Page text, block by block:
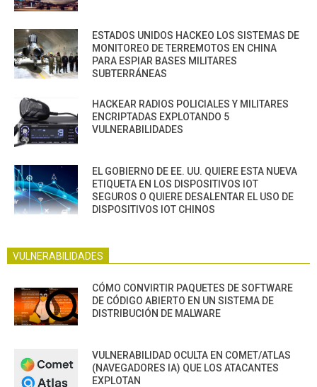
ESTADOS UNIDOS HACKEO LOS SISTEMAS DE
MONITOREO DE TERREMOTOS EN CHINA
PARA ESPIAR BASES MILITARES
SUBTERRÁNEAS
HACKEAR RADIOS POLICIALES Y MILITARES
ENCRIPTADAS EXPLOTANDO 5
VULNERABILIDADES
EL GOBIERNO DE EE. UU. QUIERE ESTA NUEVA
ETIQUETA EN LOS DISPOSITIVOS IOT
SEGUROS O QUIERE DESALENTAR EL USO DE
DISPOSITIVOS IOT CHINOS
VULNERABILIDADES
CÓMO CONVIRTIR PAQUETES DE SOFTWARE
DE CÓDIGO ABIERTO EN UN SISTEMA DE
DISTRIBUCIÓN DE MALWARE
VULNERABILIDAD OCULTA EN COMET/ATLAS
(NAVEGADORES IA) QUE LOS ATACANTES
EXPLOTAN